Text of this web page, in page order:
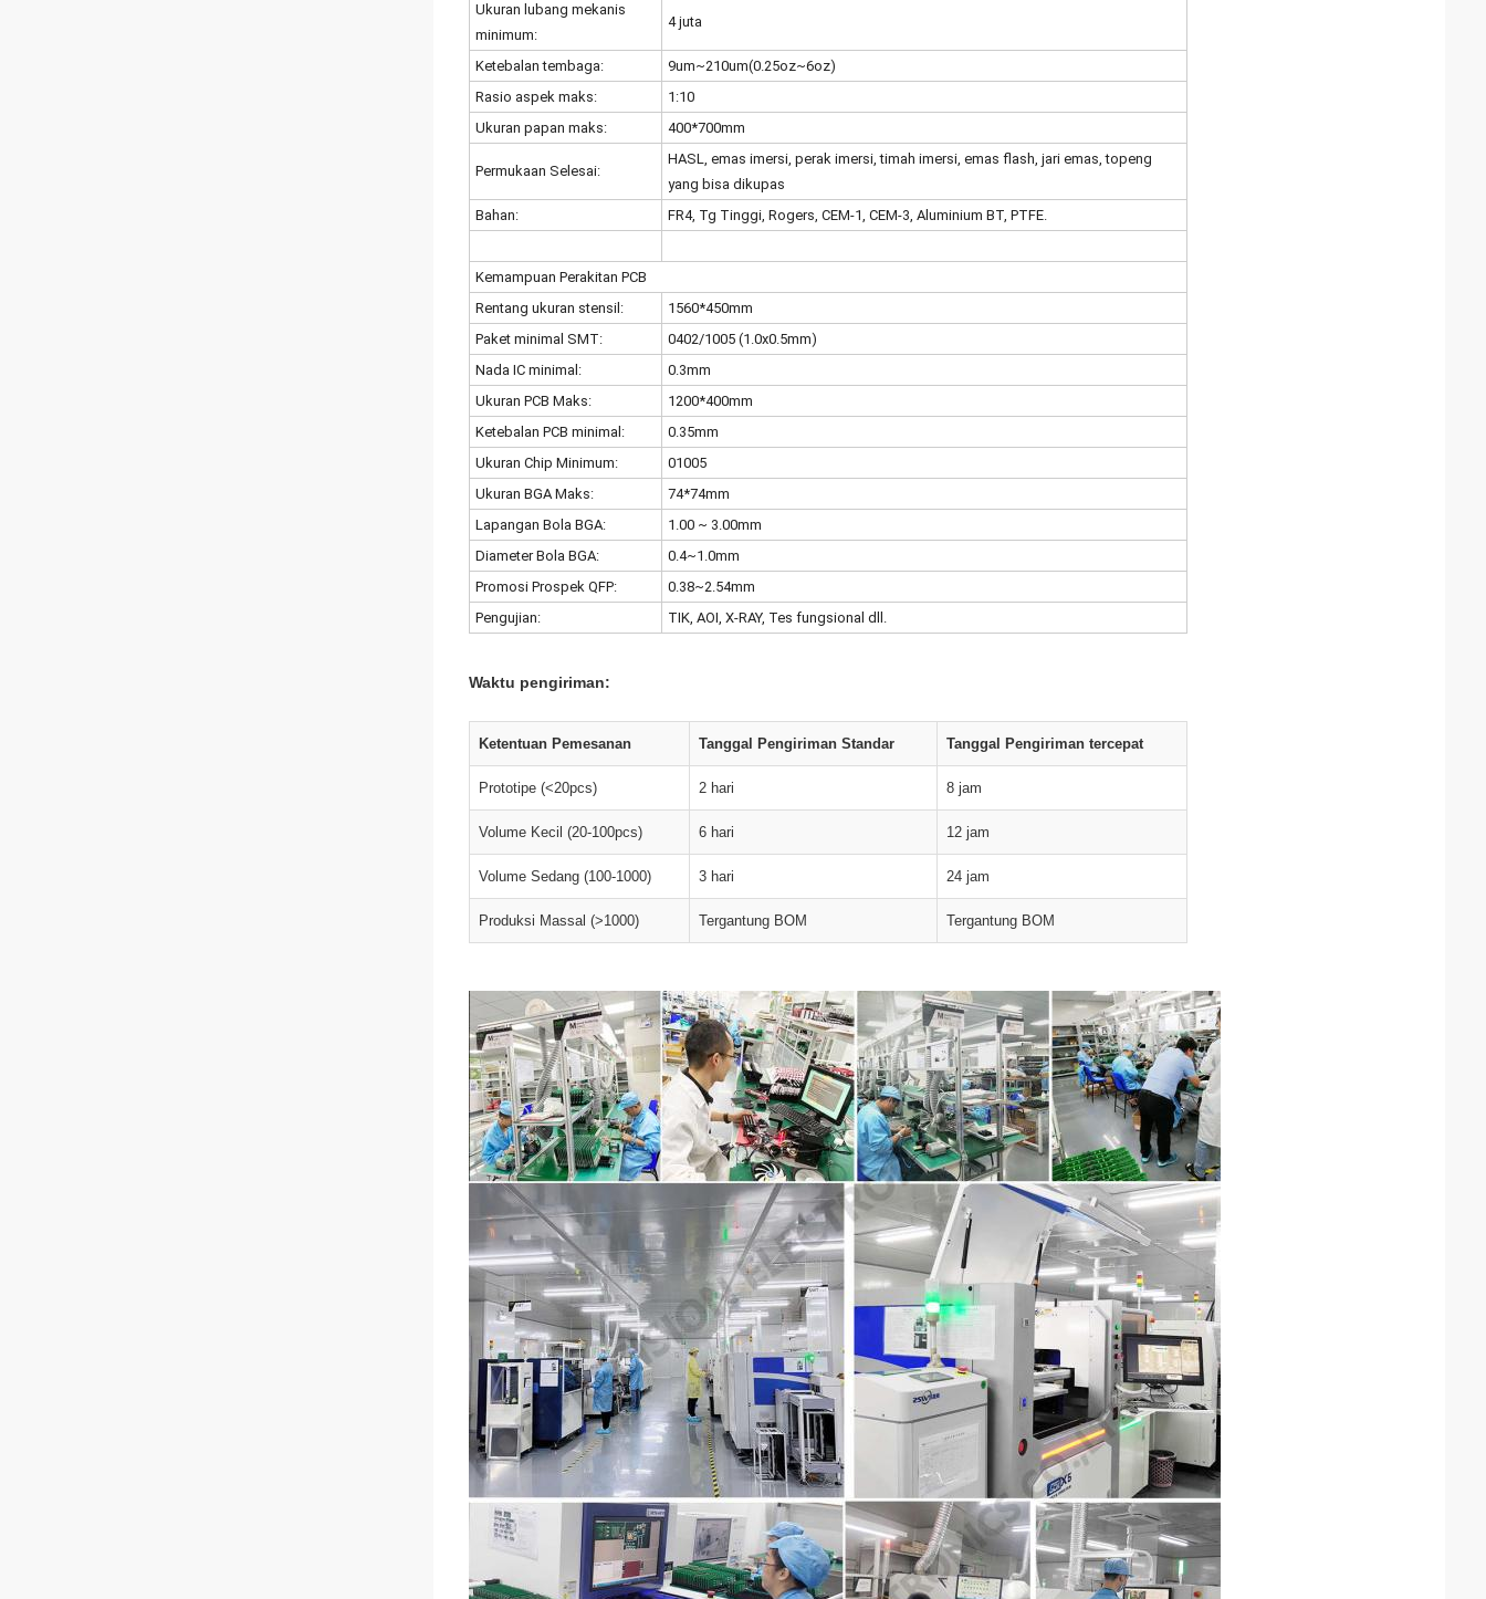
Ukuran lubang mekanis
minimum:
4 juta
Ketebalan tembaga:
9um~210um(0.25oz~6oz)
Rasio aspek maks:
1:10
Ukuran papan maks:
400*700mm
Permukaan Selesai:
HASL, emas imersi, perak imersi, timah imersi, emas flash, jari emas, topeng
yang bisa dikupas
Bahan:
FR4, Tg Tinggi, Rogers, CEM-1, CEM-3, Aluminium BT, PTFE.
Kemampuan Perakitan PCB
Rentang ukuran stensil:
1560*450mm
Paket minimal SMT:
0402/1005 (1.0x0.5mm)
Nada IC minimal:
0.3mm
Ukuran PCB Maks:
1200*400mm
Ketebalan PCB minimal:
0.35mm
Ukuran Chip Minimum:
01005
Ukuran BGA Maks:
74*74mm
Lapangan Bola BGA:
1.00 ~ 3.00mm
Diameter Bola BGA:
0.4~1.0mm
Promosi Prospek QFP:
0.38~2.54mm
Pengujian:
TIK, AOI, X-RAY, Tes fungsional dll.
Waktu pengiriman:
Ketentuan Pemesanan Tanggal Pengiriman Standar Tanggal Pengiriman tercepat
Prototipe (<20pcs) 2 hari 8 jam
Volume Kecil (20-100pcs) 6 hari 12 jam
Volume Sedang (100-1000) 3 hari 24 jam
Produksi Massal (>1000) Tergantung BOM Tergantung BOM